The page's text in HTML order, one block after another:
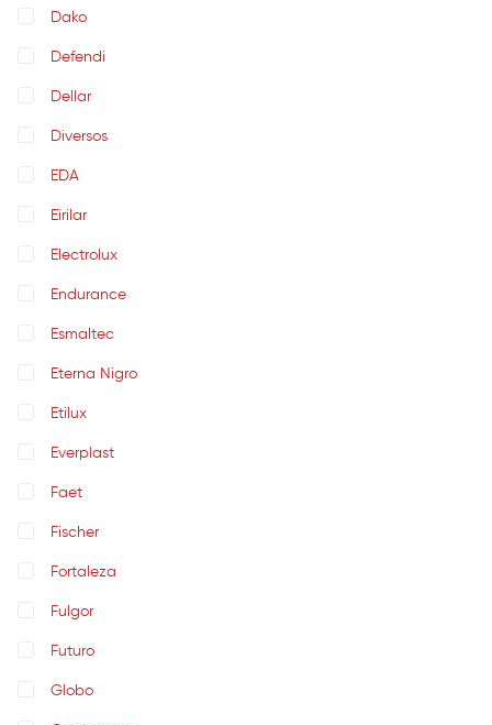
Dako
Defendi
Dellar
Diversos
EDA
Eirilar
Electrolux
Endurance
Esmaltec
Eterna Nigro
Etilux
Everplast
Faet
Fischer
Fortaleza
Fulgor
Futuro
Globo